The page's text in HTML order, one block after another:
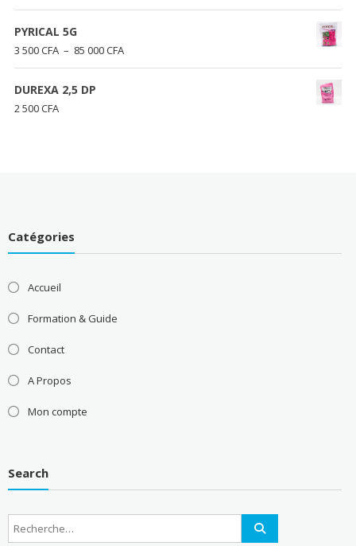
de
500 CFA
PYRICAL 5G
3 500CFA – 85 000CFAPlage
de
DUREXA 2,5 DP
2 500CFA
Catégories
Accueil
Formation & Guide
Contact
A Propos
Mon compte
Search